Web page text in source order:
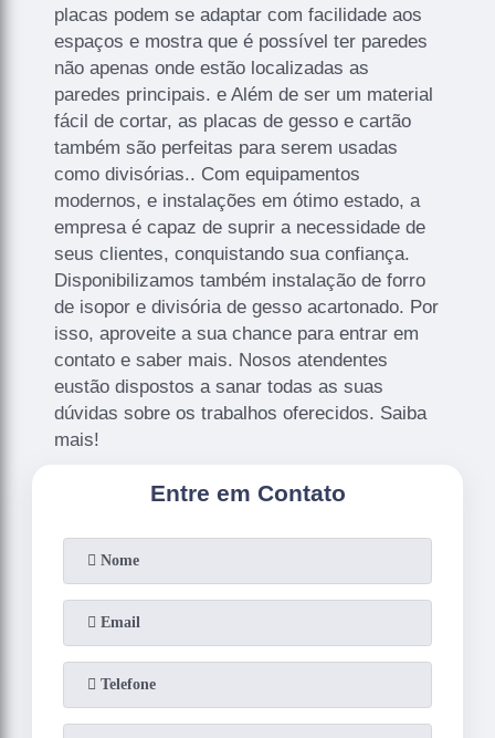
placas podem se adaptar com facilidade aos
espaços e mostra que é possível ter paredes
não apenas onde estão localizadas as
paredes principais. e Além de ser um material
fácil de cortar, as placas de gesso e cartão
também são perfeitas para serem usadas
como divisórias.. Com equipamentos
modernos, e instalações em ótimo estado, a
empresa é capaz de suprir a necessidade de
seus clientes, conquistando sua confiança.
Disponibilizamos também instalação de forro
de isopor e divisória de gesso acartonado. Por
isso, aproveite a sua chance para entrar em
contato e saber mais. Nosos atendentes
eustão dispostos a sanar todas as suas
dúvidas sobre os trabalhos oferecidos. Saiba
mais!
Entre em Contato